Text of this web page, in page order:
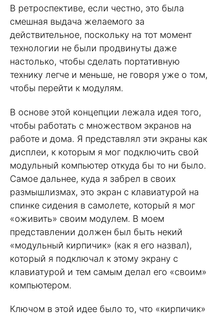
В ретроспективе, если честно, это была
смешная выдача желаемого за
действительное, поскольку на тот момент
технологии не были продвинуты даже
настолько, чтобы сделать портативную
технику легче и меньше, не говоря уже о том,
чтобы перейти к модулям.
В основе этой концепции лежала идея того,
чтобы работать с множеством экранов на
работе и дома. Я представлял эти экраны как
дисплеи, к которым я мог подключить свой
модульный компьютер откуда бы то ни было.
Самое дальнее, куда я забрел в своих
размышлизмах, это экран с клавиатурой на
спинке сидения в самолете, который я мог
«оживить» своим модулем. В моем
представлении должен был быть некий
«модульный кирпичик» (как я его назвал),
который я подключал к этому экрану с
клавиатурой и тем самым делал его «своим»
компьютером.
Ключом в этой идее было то, что «кирпичик»